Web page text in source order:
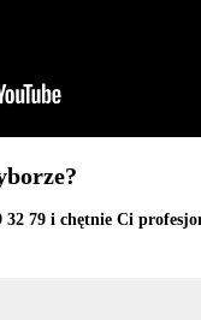
32 79 i chętnie Ci